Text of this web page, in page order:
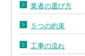
業者の選び方
５つの約束
工事の流れ